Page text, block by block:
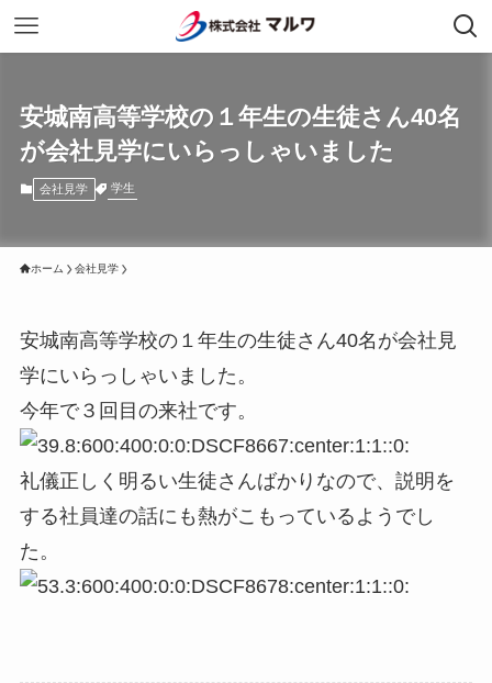
安城南高等学校の１年生の生徒さん40名
が会社見学にいらっしゃいました
会社見学 学生
ホーム 会社見学
安城南高等学校の１年生の生徒さん40名が会社見
学にいらっしゃいました。
今年で３回目の来社です。
礼儀正しく明るい生徒さんばかりなので、説明を
する社員達の話にも熱がこもっているようでし
た。